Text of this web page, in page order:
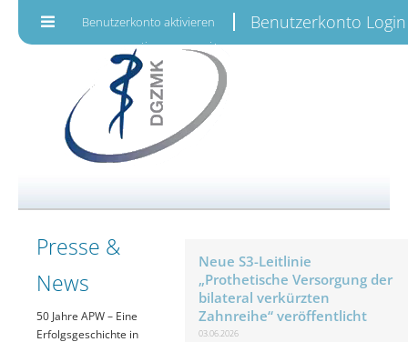
Benutzerkonto aktivieren Benutzerkonto Login
Presse &
News
50 Jahre APW – Eine
Erfolgsgeschichte in
Neue S3-Leitlinie
„Prothetische Versorgung der
bilateral verkürzten
Zahnreihe“ veröffentlicht
03.06.2026